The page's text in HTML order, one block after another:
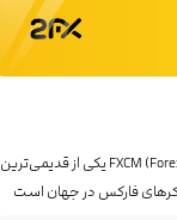
بروکر FXCM (Forex Capital Markets) یکی از قدیمی‌ترین
فارکس در جهان است